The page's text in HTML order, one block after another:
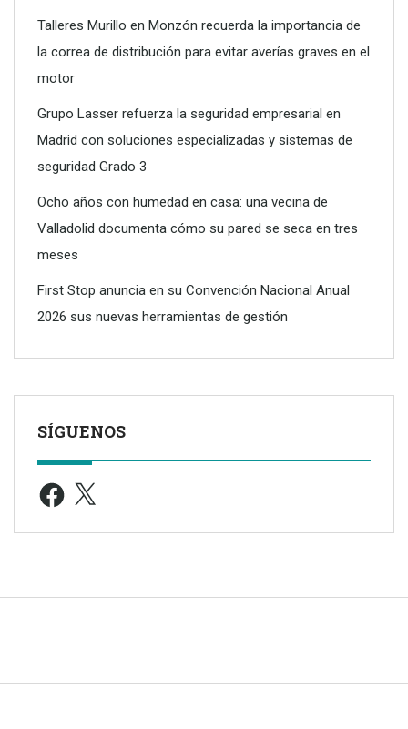
Talleres Murillo en Monzón recuerda la importancia de
la correa de distribución para evitar averías graves en el
motor
Grupo Lasser refuerza la seguridad empresarial en
Madrid con soluciones especializadas y sistemas de
seguridad Grado 3
Ocho años con humedad en casa: una vecina de
Valladolid documenta cómo su pared se seca en tres
meses
First Stop anuncia en su Convención Nacional Anual
2026 sus nuevas herramientas de gestión
SÍGUENOS
Facebook
X